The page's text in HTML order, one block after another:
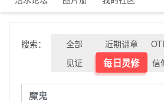
搜索： 全部 近期讲章
见证
每日灵修 信